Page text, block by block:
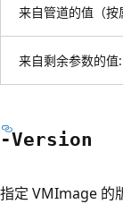
来自管道的值（按
来自剩余参数的值:
-Version
指定 VMImage 的